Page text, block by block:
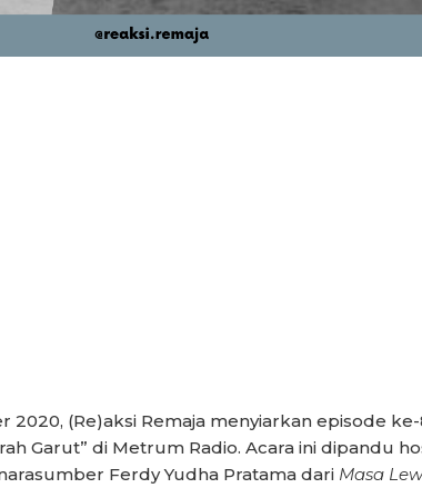
2020, (Re)aksi Remaja menyiarkan episode
Garut” di Metrum Radio. Acara ini dipandu
Ferdy Yudha Pratama dari Masa